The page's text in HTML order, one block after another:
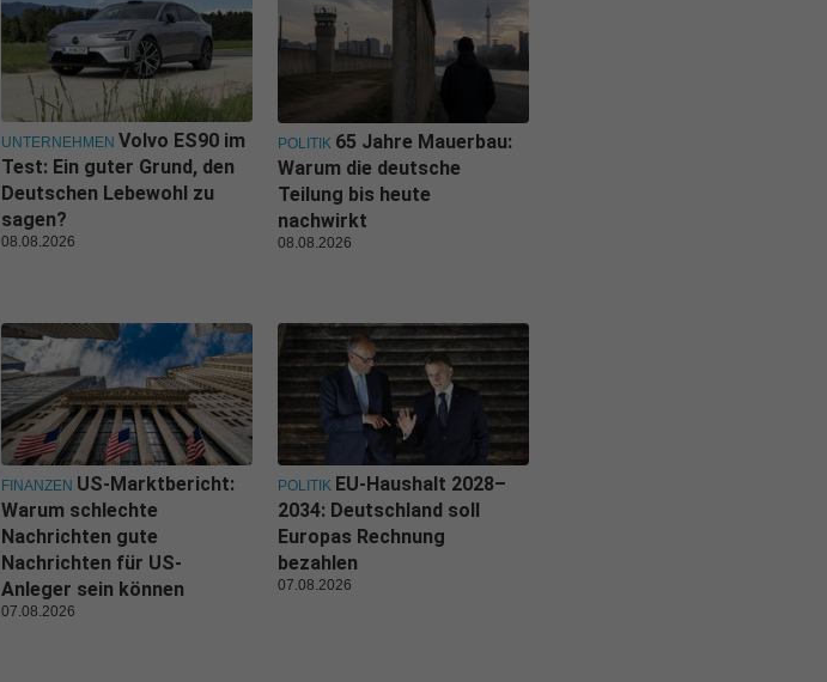
UNTERNEHMEN Volvo ES90 im
Test: Ein guter Grund, den
Deutschen Lebewohl zu
sagen?
08.08.2026
POLITIK 65 Jahre Mauerbau:
Warum die deutsche
Teilung bis heute
nachwirkt
08.08.2026
FINANZEN US-Marktbericht:
Warum schlechte
Nachrichten gute
Nachrichten für US-
Anleger sein können
07.08.2026
POLITIK EU-Haushalt 2028–
2034: Deutschland soll
Europas Rechnung
bezahlen
07.08.2026